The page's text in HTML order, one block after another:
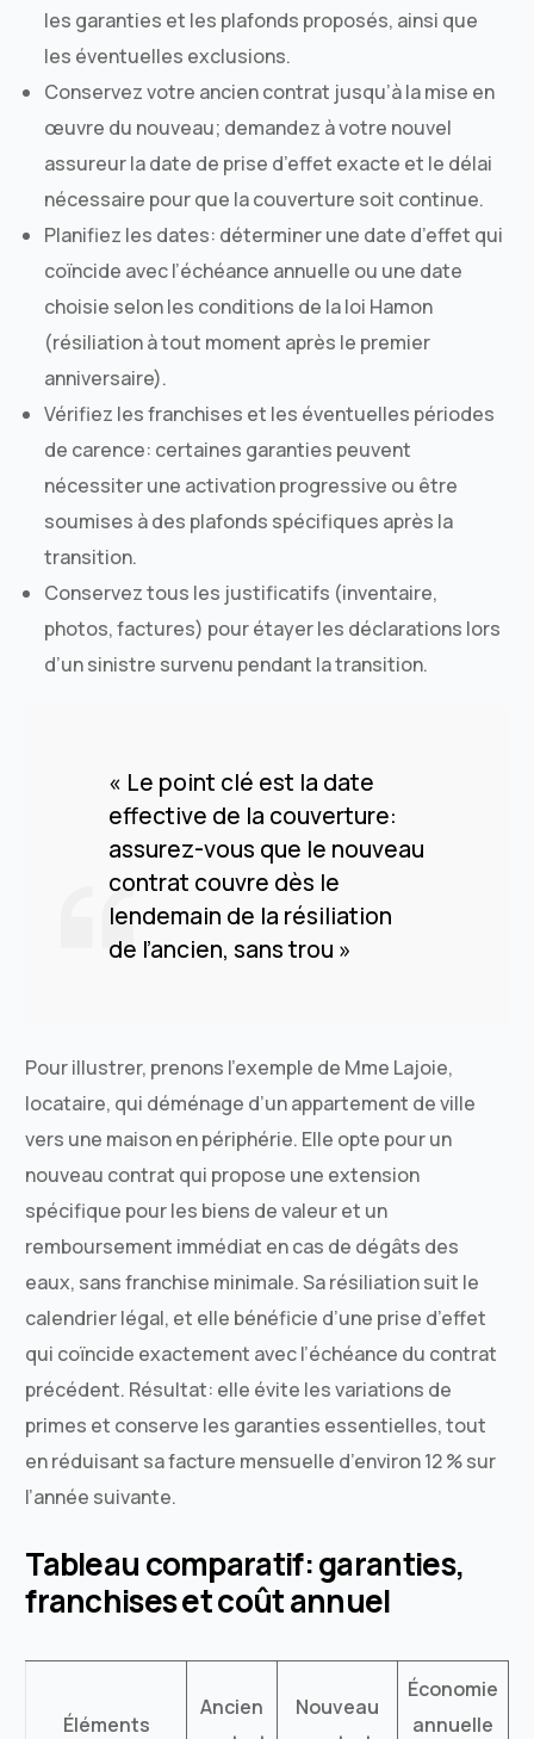
les garanties et les plafonds proposés, ainsi que
les éventuelles exclusions.
Conservez votre ancien contrat jusqu’à la mise en
œuvre du nouveau; demandez à votre nouvel
assureur la date de prise d’effet exacte et le délai
nécessaire pour que la couverture soit continue.
Planifiez les dates: déterminer une date d’effet qui
coïncide avec l’échéance annuelle ou une date
choisie selon les conditions de la loi Hamon
(résiliation à tout moment après le premier
anniversaire).
Vérifiez les franchises et les éventuelles périodes
de carence: certaines garanties peuvent
nécessiter une activation progressive ou être
soumises à des plafonds spécifiques après la
transition.
Conservez tous les justificatifs (inventaire,
photos, factures) pour étayer les déclarations lors
d’un sinistre survenu pendant la transition.
« Le point clé est la date
effective de la couverture:
assurez-vous que le nouveau
contrat couvre dès le
lendemain de la résiliation
de l’ancien, sans trou »
Pour illustrer, prenons l’exemple de Mme Lajoie,
locataire, qui déménage d’un appartement de ville
vers une maison en périphérie. Elle opte pour un
nouveau contrat qui propose une extension
spécifique pour les biens de valeur et un
remboursement immédiat en cas de dégâts des
eaux, sans franchise minimale. Sa résiliation suit le
calendrier légal, et elle bénéficie d’une prise d’effet
qui coïncide exactement avec l’échéance du contrat
précédent. Résultat: elle évite les variations de
primes et conserve les garanties essentielles, tout
en réduisant sa facture mensuelle d’environ 12 % sur
l’année suivante.
Tableau comparatif: garanties,
franchises et coût annuel
Éléments
Ancien
Nouveau
Économie
annuelle